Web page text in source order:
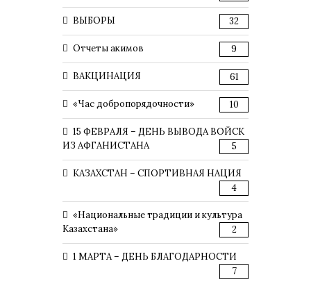
ВЫБОРЫ 32
Отчеты акимов 9
ВАКЦИНАЦИЯ 61
«Час добропорядочности» 10
15 ФЕВРАЛЯ – ДЕНЬ ВЫВОДА ВОЙСК
ИЗ АФГАНИСТАНА
5
КАЗАХСТАН – СПОРТИВНАЯ НАЦИЯ
4
«Национальные традиции и культура
Казахстана»
2
1 МАРТА – ДЕНЬ БЛАГОДАРНОСТИ
7